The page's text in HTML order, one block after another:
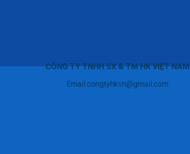
CÔNG TY TNHH SX & TM HK VIỆT NAM
Email:congtyhkvn@gmail.com